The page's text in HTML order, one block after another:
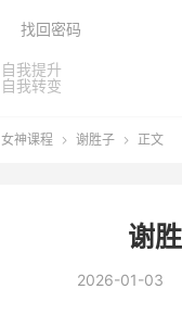
自我提升
自我转变
找回密码
女神课程  谢胜子  正文
谢
2026-01-03